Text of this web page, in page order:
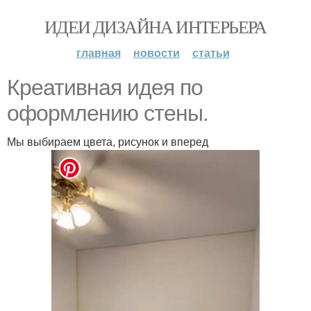
ИДЕИ ДИЗАЙНА ИНТЕРЬЕРА
главная новости статьи
Креативная идея по
оформлению стены.
Мы выбираем цвета, рисунок и вперед